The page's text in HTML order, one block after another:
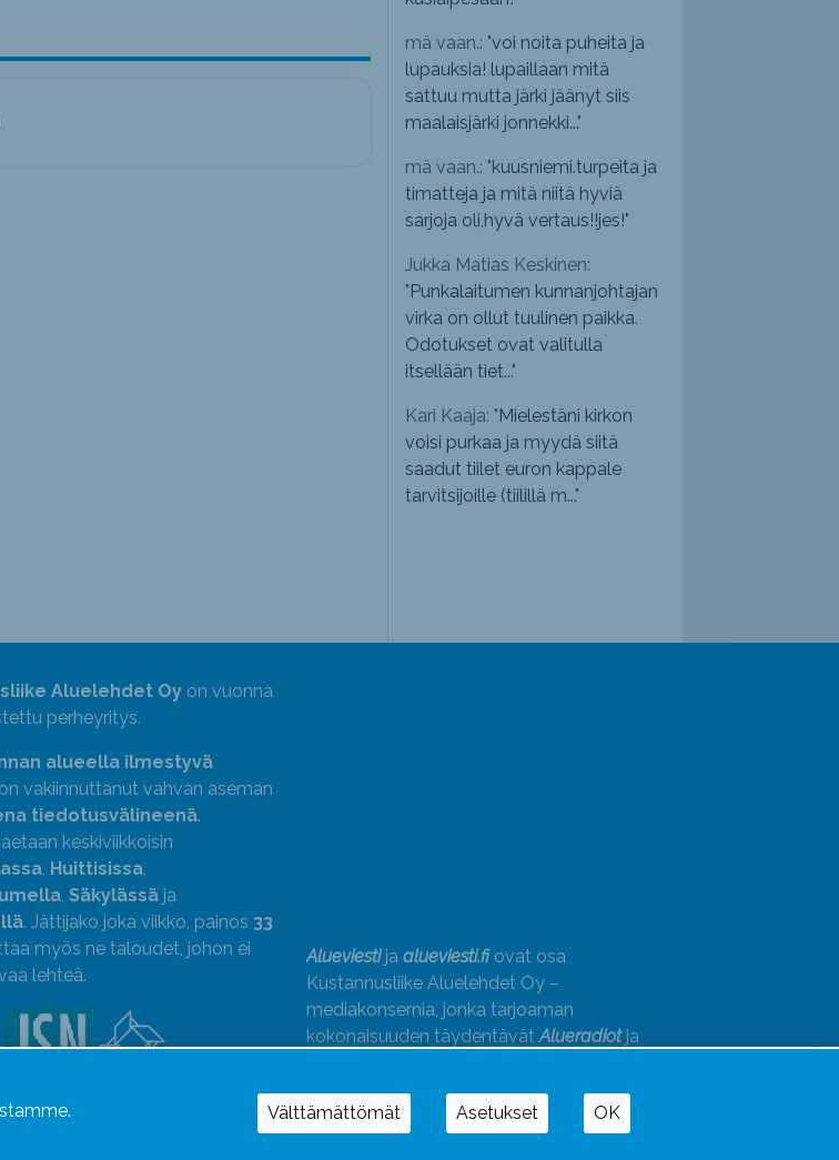
mä vaan.: "voi noita puheita ja
lupauksia! lupaillaan mitä
sattuu mutta järki jäänyt siis
maalaisjärki jonnekki..."
mä vaan.: "kuusniemi.turpeita ja
timatteja ja mitä niitä hyviä
sarjoja oli,hyvä vertaus!!jes!"
Jukka Matias Keskinen:
" Punkalaitumen kunnanjohtajan
virka on ollut tuulinen paikka.
Odotukset ovat valitulla
itsellään tiet..."
Kari Kaaja: " Mielestäni kirkon
voisi purkaa ja myydä siitä
saadut tiilet euron kappale
tarvitsijoille (tiilillä m..."
Aluelehdet Oyon vuonna
perheyritys.
alueella ilmestyvä
vakiinnuttanut vahvan aseman
tiedotusvälineenä.
keskiviikkoisin
, Huittisissa,
, Säkylässäja
. Jättijako joka viikko, painos 33
myös ne taloudet, johon ei
lehteä.
Liiton jäsen. Noudatamme
Alueviestija alueviesti.fiovat osa
Kustannusliike Aluelehdet Oy –
mediakonsernia, jonka tarjoaman
kokonaisuuden täydentävätAlueradiotja
Välttämättömät Asetukset OK